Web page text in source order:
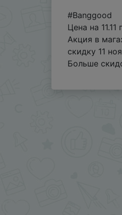
#Banggood
Цена на
Акция в
скидку 11
Больше